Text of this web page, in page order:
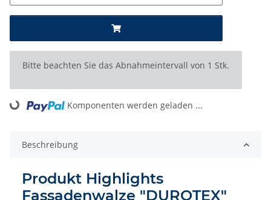
x
Bitte beachten Sie das Abnahmeintervall von 1 Stk.
Loading... Komponenten werden geladen ...
Beschreibung
Produkt Highlights
Fassadenwalze "DUROTEX"